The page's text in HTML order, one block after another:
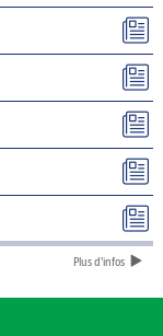
Plus d'infos